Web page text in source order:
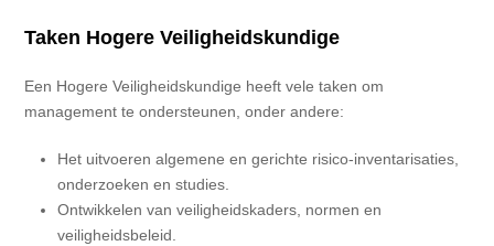
Taken Hogere Veiligheidskundige
Een Hogere Veiligheidskundige heeft vele taken om
management te ondersteunen, onder andere:
Het uitvoeren algemene en gerichte risico-inventarisaties,
onderzoeken en studies.
Ontwikkelen van veiligheidskaders, normen en
veiligheidsbeleid.